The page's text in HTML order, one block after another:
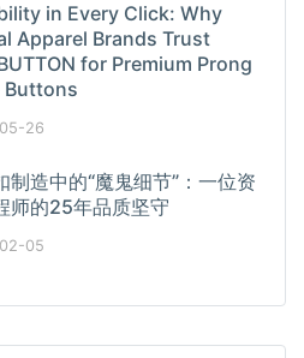
in Every Click: Why
Apparel Brands Trust
for Premium Prong
Buttons
26
制造中的“魔鬼细节”：一位资
师的25年品质坚守
05